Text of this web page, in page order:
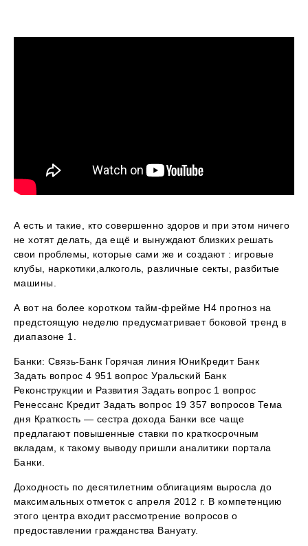
А есть и такие, кто совершенно здоров и при этом ничего
не хотят делать, да ещё и вынуждают близких решать
свои проблемы, которые сами же и создают : игровые
клубы, наркотики,алкоголь, различные секты, разбитые
машины.
А вот на более коротком тайм-фрейме Н4 прогноз на
предстоящую неделю предусматривает боковой тренд в
диапазоне 1.
Банки: Связь-Банк Горячая линия ЮниКредит Банк
Задать вопрос 4 951 вопрос Уральский Банк
Реконструкции и Развития Задать вопрос 1 вопрос
Ренессанс Кредит Задать вопрос 19 357 вопросов Тема
дня Краткость — сестра дохода Банки все чаще
предлагают повышенные ставки по краткосрочным
вкладам, к такому выводу пришли аналитики портала
Банки.
Доходность по десятилетним облигациям выросла до
максимальных отметок с апреля 2012 г. В компетенцию
этого центра входит рассмотрение вопросов о
предоставлении гражданства Вануату.